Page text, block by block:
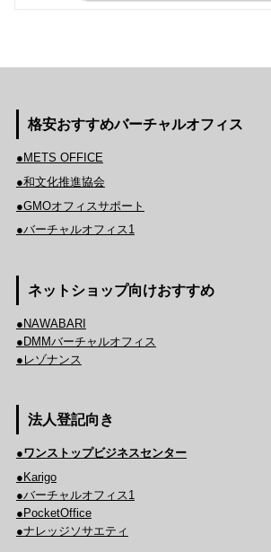
格安おすすめバーチャルオフィス
●METS OFFICE
●和文化推進協会
●GMOオフィスサポート
●バーチャルオフィス1
ネットショップ向けおすすめ
●NAWABARI
●DMMバーチャルオフィス
●レゾナンス
法人登記向き
●ワンストップビジネスセンター
●Karigo
●バーチャルオフィス1
●PocketOffice
●ナレッジソサエティ